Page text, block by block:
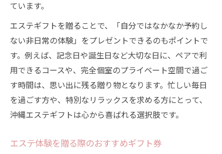
癒しを求めてエステギフト券を活用する方法
沖縄エステギフト券の購入方法と選び方
エステプレゼント利用時の注意点まとめ
ギフト券で体験できるエステ内容を比較
ヘッドスパやマッサージも選べる魅力
エステギフト券の有効期限や予約方法解説
リゾートエステ体験で贈る癒しの時間
ています。
エステギフトを贈ることで、「自分ではなかなか予約し
ない非日常の体験」をプレゼントできるのもポイントで
す。例えば、記念日や誕生日など大切な日に、ペアで利
用できるコースや、完全個室のプライベート空間で過ご
す時間は、思い出に残る贈り物となります。忙しい毎日
を過ごす方や、特別なリラックスを求める方にとって、
沖縄エステギフトは心から喜ばれる選択肢です。
エステ体験を贈る際のおすすめギフト券